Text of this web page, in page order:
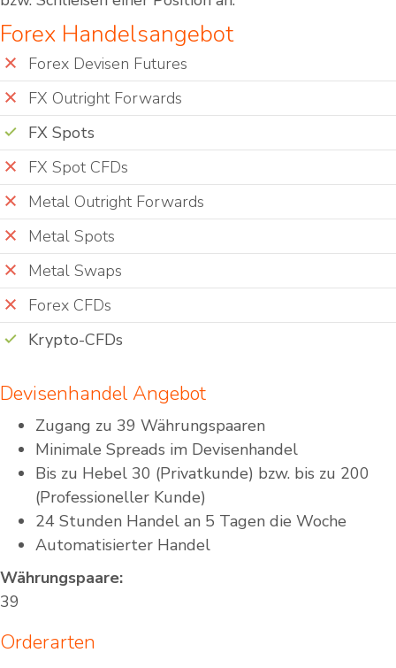
Forex Handelsangebot
Forex Devisen Futures
FX Outright Forwards
FX Spots
FX Spot CFDs
Metal Outright Forwards
Metal Spots
Metal Swaps
Forex CFDs
Krypto-CFDs
Devisenhandel Angebot
Zugang zu 39 Währungspaaren
Minimale Spreads im Devisenhandel
Bis zu Hebel 30 (Privatkunde) bzw. bis zu 200
(Professioneller Kunde)
24 Stunden Handel an 5 Tagen die Woche
Automatisierter Handel
Währungspaare:
39
Orderarten